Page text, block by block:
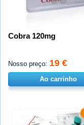
Cobra 120mg
Nosso preço: 19 €
Ao carrinho